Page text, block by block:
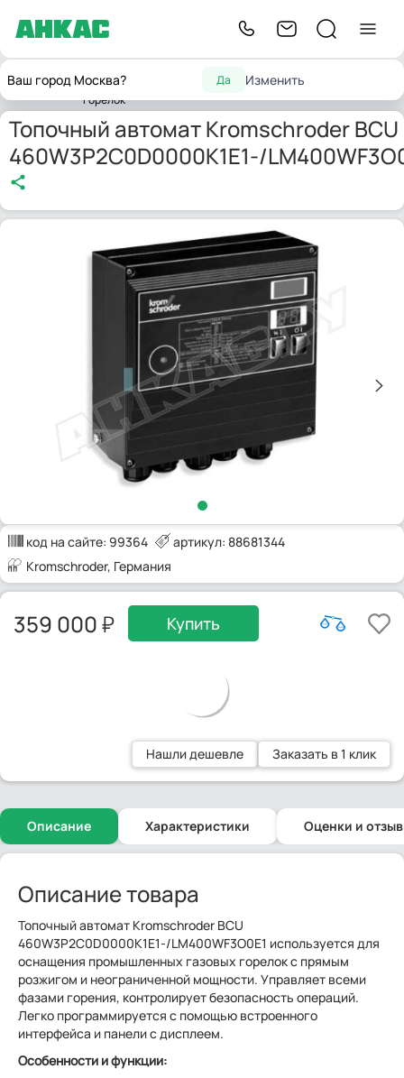
Ваш город Москва? Да Изменить
Главнаядля
горелок
Топочный автомат Kromschroder BCU
460W3P2C0D0000K1E1-/LM400WF3O0E1
Топочный автомат Kromschroder BCU
460W3P2C0D0000K1E1-/
код на сайте: 99364
артикул: 88681344
Kromschroder, Германия
359 000 Купить
Нашли дешевле Заказать в 1 клик
Описание Характеристики Оценки и
Описание товара
Топочный автомат Kromschroder BCU
460W3P2C0D0000K1E1-/LM400WF3O0E1 используется для
оснащения промышленных газовых горелок с прямым
розжигом и неограниченной мощности. Управляет всеми
фазами горения, контролирует безопасность операций.
Легко программируется с помощью встроенного
интерфейса и панели с дисплеем.
Особенности и функции: